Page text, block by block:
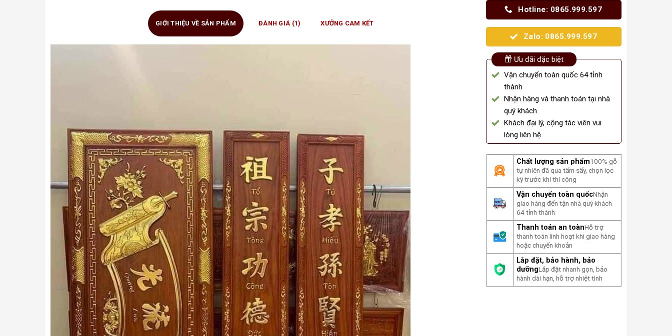
GIỚI THIỆU VỀ SẢN PHẨM ĐÁNH GIÁ (1) XƯỞNG CAM KẾT
Hotline: 0865.999.597
Zalo: 0865.999.597
Ưu đãi đặc biệt
Vận chuyển toàn quốc 64 tỉnh
thành
Nhận hàng và thanh toán tại nhà
quý khách
Khách đại lý, cộng tác viên vui
lòng liên hệ
Chất lượng sản phẩm100% gỗ
tự nhiên đã qua tẩm sấy, chọn lọc
kỹ trước khi thi công
Vận chuyển toàn quốcNhận
giao hàng đến tận nhà quý khách
64 tỉnh thành
Thanh toán an toànHỗ trợ
thanh toán linh hoạt khi giao hàng
hoặc chuyển khoản
Lắp đặt, bảo hành, bảo
dưỡngLắp đặt nhanh gọn, bảo
hành dài hạn, hỗ trợ nhiệt tình